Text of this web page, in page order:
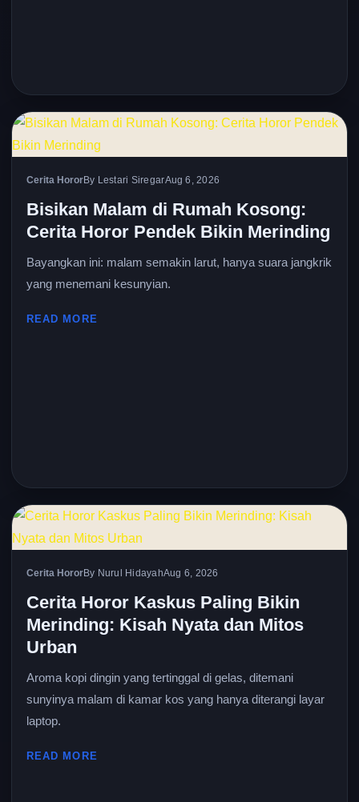
Cerita HororBy Lestari SiregarAug 6, 2026
Bisikan Malam di Rumah Kosong:
Cerita Horor Pendek Bikin Merinding
Bayangkan ini: malam semakin larut, hanya suara jangkrik
yang menemani kesunyian.
READ MORE
Cerita HororBy Nurul HidayahAug 6, 2026
Cerita Horor Kaskus Paling Bikin
Merinding: Kisah Nyata dan Mitos
Urban
Aroma kopi dingin yang tertinggal di gelas, ditemani
sunyinya malam di kamar kos yang hanya diterangi layar
laptop.
READ MORE